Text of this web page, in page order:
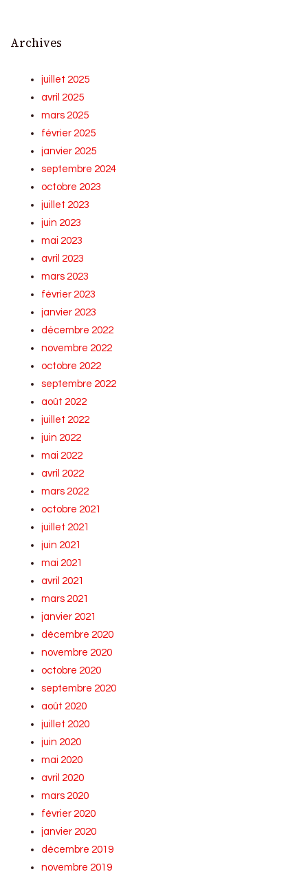
Archives
juillet 2025
avril 2025
mars 2025
février 2025
janvier 2025
septembre 2024
octobre 2023
juillet 2023
juin 2023
mai 2023
avril 2023
mars 2023
février 2023
janvier 2023
décembre 2022
novembre 2022
octobre 2022
septembre 2022
août 2022
juillet 2022
juin 2022
mai 2022
avril 2022
mars 2022
octobre 2021
juillet 2021
juin 2021
mai 2021
avril 2021
mars 2021
janvier 2021
décembre 2020
novembre 2020
octobre 2020
septembre 2020
août 2020
juillet 2020
juin 2020
mai 2020
avril 2020
mars 2020
février 2020
janvier 2020
décembre 2019
novembre 2019